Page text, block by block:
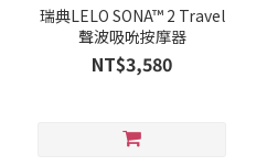
瑞典LELO SONA™ 2 Travel
聲波吸吮按摩器
NT$3,580